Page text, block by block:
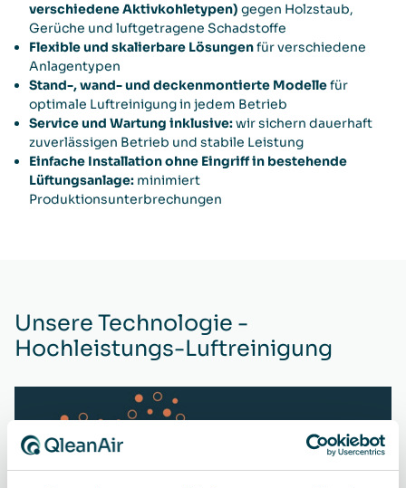
verschiedene Aktivkohletypen) gegen Holzstaub,
Gerüche und luftgetragene Schadstoffe
Flexible und skalierbare Lösungenfür verschiedene
Anlagentypen
Stand-, wand- und deckenmontierte Modellefür
optimale Luftreinigung in jedem Betrieb
Service und Wartung inklusive:wir sichern dauerhaft
zuverlässigen Betrieb und stabile Leistung
Einfache Installation ohne Eingriff in bestehende
Lüftungsanlage: minimiert
Produktionsunterbrechungen
Unsere Technologie -
Hochleistungs-Luftreinigung